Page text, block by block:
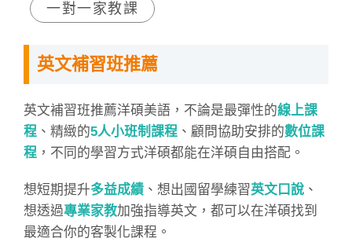
一對一家教課
英文補習班推薦
英文補習班推薦洋碩美語，不論是最彈性的線上課
程 、精緻的5人小班制課程 、顧問協助安排的數位課
程 ，不同的學習方式洋碩都能在洋碩自由搭配。
想短期提升多益成績 、想出國留學練習英文口說 、
想透過專業家教加強指導英文，都可以在洋碩找到
最適合你的客製化課程。